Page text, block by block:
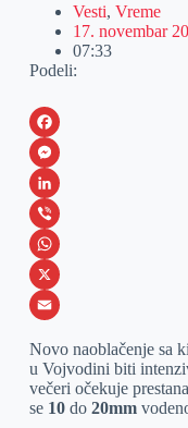
Vesti, Vreme
17. novembar
07:33
Podeli:
F
a
c
e
b
o
k
M
e
s
s
e
g
e
L
i
n
k
d
I
V
i
b
r
W
h
t
s
X
m
a
Novo naoblačenje sa
u Vojvodini biti
večeri očekuje
se 10do 20mm